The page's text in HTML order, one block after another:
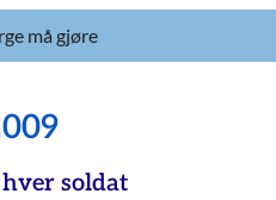
må gjøre
soldat